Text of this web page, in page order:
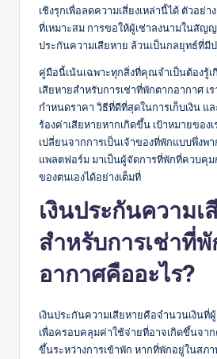
เชิงรุกเพื่อลดความเสี่ยงเหล่านี้ได้ ตัวอย่
ที่เหมาะสม การขอให้ผู้เช่าลงนามในสัญญ
ประกันความเสียหาย ล้วนเป็นกลยุทธ์ที่มี
คู่มือนี้เน้นเฉพาะทุกสิ่งที่คุณจำเป็นต้องรู้เ
เสียหายสำหรับการเช่าที่พักตากอากาศ เ
กำหนดราคา วิธีที่ดีที่สุดในการเก็บเงิน แ
ร้องค่าเสียหายหากเกิดขึ้น เป้าหมายขอ
เปลี่ยนจากการเป็นเจ้าของที่พักแบบพึ่งพ
แพลตฟอร์ม มาเป็นผู้จัดการที่พักที่ควบคุม
ของตนเองได้อย่างเต็มที่
เงินประกันความเ
สำหรับการเช่าที่
อากาศคืออะไร?
เงินประกันความเสียหายคือจำนวนเงินที่
เพื่อครอบคลุมค่าใช้จ่ายที่อาจเกิดขึ้นจาก
ขึ้นระหว่างการเข้าพัก หากที่พักอยู่ในสภ